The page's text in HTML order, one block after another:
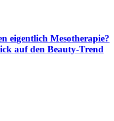
eigentlich Mesotherapie?
auf den Beauty-Trend